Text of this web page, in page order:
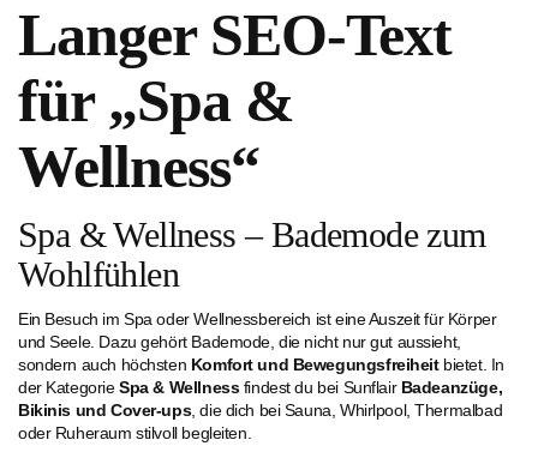
Langer SEO-Text
für „Spa &
Wellness“
Spa & Wellness – Bademode zum
Wohlfühlen
Ein Besuch im Spa oder Wellnessbereich ist eine Auszeit für Körper
und Seele. Dazu gehört Bademode, die nicht nur gut aussieht,
sondern auch höchsten Komfort und Bewegungsfreiheitbietet. In
der KategorieSpa & Wellnessfindest du bei Sunflair Badeanzüge,
Bikinis und Cover-ups, die dich bei Sauna, Whirlpool, Thermalbad
oder Ruheraum stilvoll begleiten.